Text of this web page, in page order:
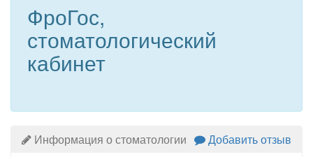
ФроГос,
стоматологический
кабинет
Информация о стоматологии Добавить отзыв